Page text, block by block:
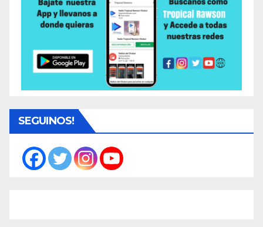
SEGUINOS!